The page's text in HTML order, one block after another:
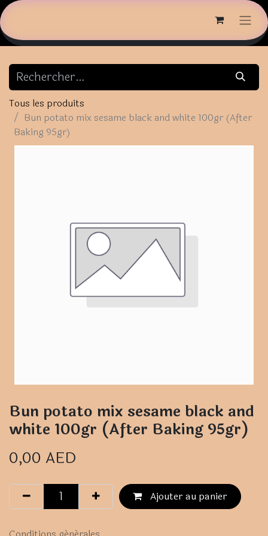
Tous les produits
Bun potato mix sesame black and white 100gr (After
Baking 95gr)
Bun potato mix sesame black and
white 100gr (After Baking 95gr)
0,00 AED
Ajouter au panier